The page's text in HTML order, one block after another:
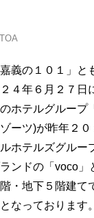
義の１０１」と
４年６月２７日
ホテルグループ
ーツ)が昨年２０
ホテルズグルー
ンドの「voco」
・地下５階建て
なっております